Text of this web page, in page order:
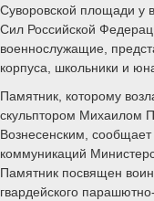
Суворовской площади у
Сил Российской
военнослужащие,
корпуса, школьники и
Памятник, которому
скульптором Михаилом
Вознесенским,
коммуникаций
Памятник посвящен
гвардейского